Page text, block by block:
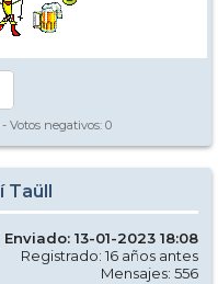
- Votos negativos: 0
Enviado: 13-01-2023 18:08
Registrado: 16 años antes
Mensajes: 556